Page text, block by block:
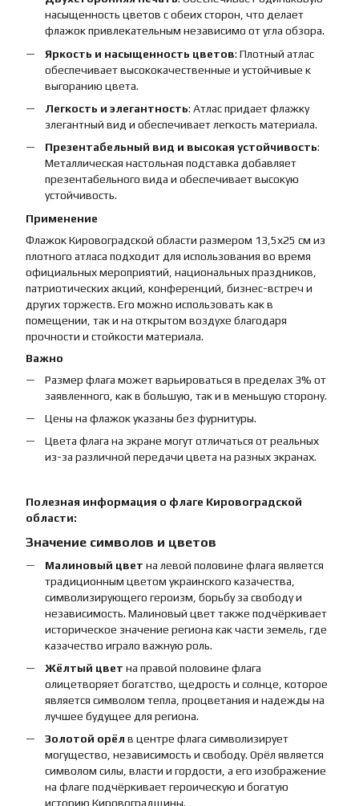
насыщенность цветов с обеих сторон, что делает
флажок привлекательным независимо от угла обзора.
Яркость и насыщенность цветов: Плотный атлас
обеспечивает высококачественные и устойчивые к
выгоранию цвета.
Легкость и элегантность: Атлас придает флажку
элегантный вид и обеспечивает легкость материала.
Презентабельный вид и высокая устойчивость:
Металлическая настольная подставка добавляет
презентабельного вида и обеспечивает высокую
устойчивость.
Применение
Флажок Кировоградской области размером 13,5х25 см из
плотного атласа подходит для использования во время
официальных мероприятий, национальных праздников,
патриотических акций, конференций, бизнес-встреч и
других торжеств. Его можно использовать как в
помещении, так и на открытом воздухе благодаря
прочности и стойкости материала.
Важно
Размер флага может варьироваться в пределах 3% от
заявленного, как в большую, так и в меньшую сторону.
Цены на флажок указаны без фурнитуры.
Цвета флага на экране могут отличаться от реальных
из-за различной передачи цвета на разных экранах.
Полезная информация о флаге Кировоградской
области:
Значение символов и цветов
Малиновый цвет на левой половине флага является
традиционным цветом украинского казачества,
символизирующего героизм, борьбу за свободу и
независимость. Малиновый цвет также подчёркивает
историческое значение региона как части земель, где
казачество играло важную роль.
Жёлтый цвет на правой половине флага
олицетворяет богатство, щедрость и солнце, которое
является символом тепла, процветания и надежды на
лучшее будущее для региона.
Золотой орёл в центре флага символизирует
могущество, независимость и свободу. Орёл является
символом силы, власти и гордости, а его изображение
на флаге подчёркивает героическую и богатую
историю Кировоградщины.